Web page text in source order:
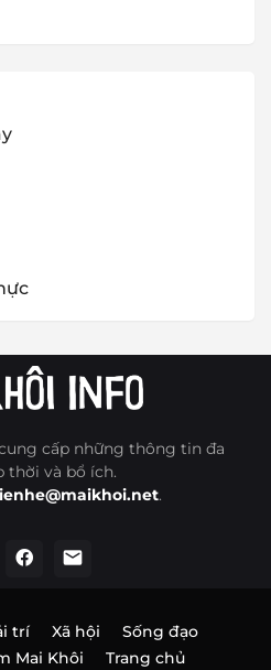
cấp những thông tin đa
thời và bổ ích.
.
trí Xã hội
Sống đạo
Mai Khôi Trang chủ